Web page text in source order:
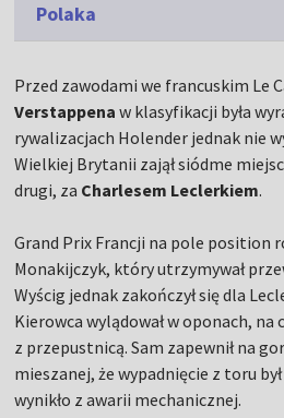
Polaka
Przed zawodami we francuskim Le
Verstappena w klasyfikacji była
rywalizacjach Holender jednak nie
Wielkiej Brytanii zajął siódme
drugi, za Charlesem Leclerkiem.
Grand Prix Francji na pole position
Monakijczyk, który utrzymywał
Wyścig jednak zakończył się dla
Kierowca wylądował w oponach, na
z przepustnicą. Sam zapewnił na
mieszanej, że wypadnięcie z toru
wynikło z awarii mechanicznej.